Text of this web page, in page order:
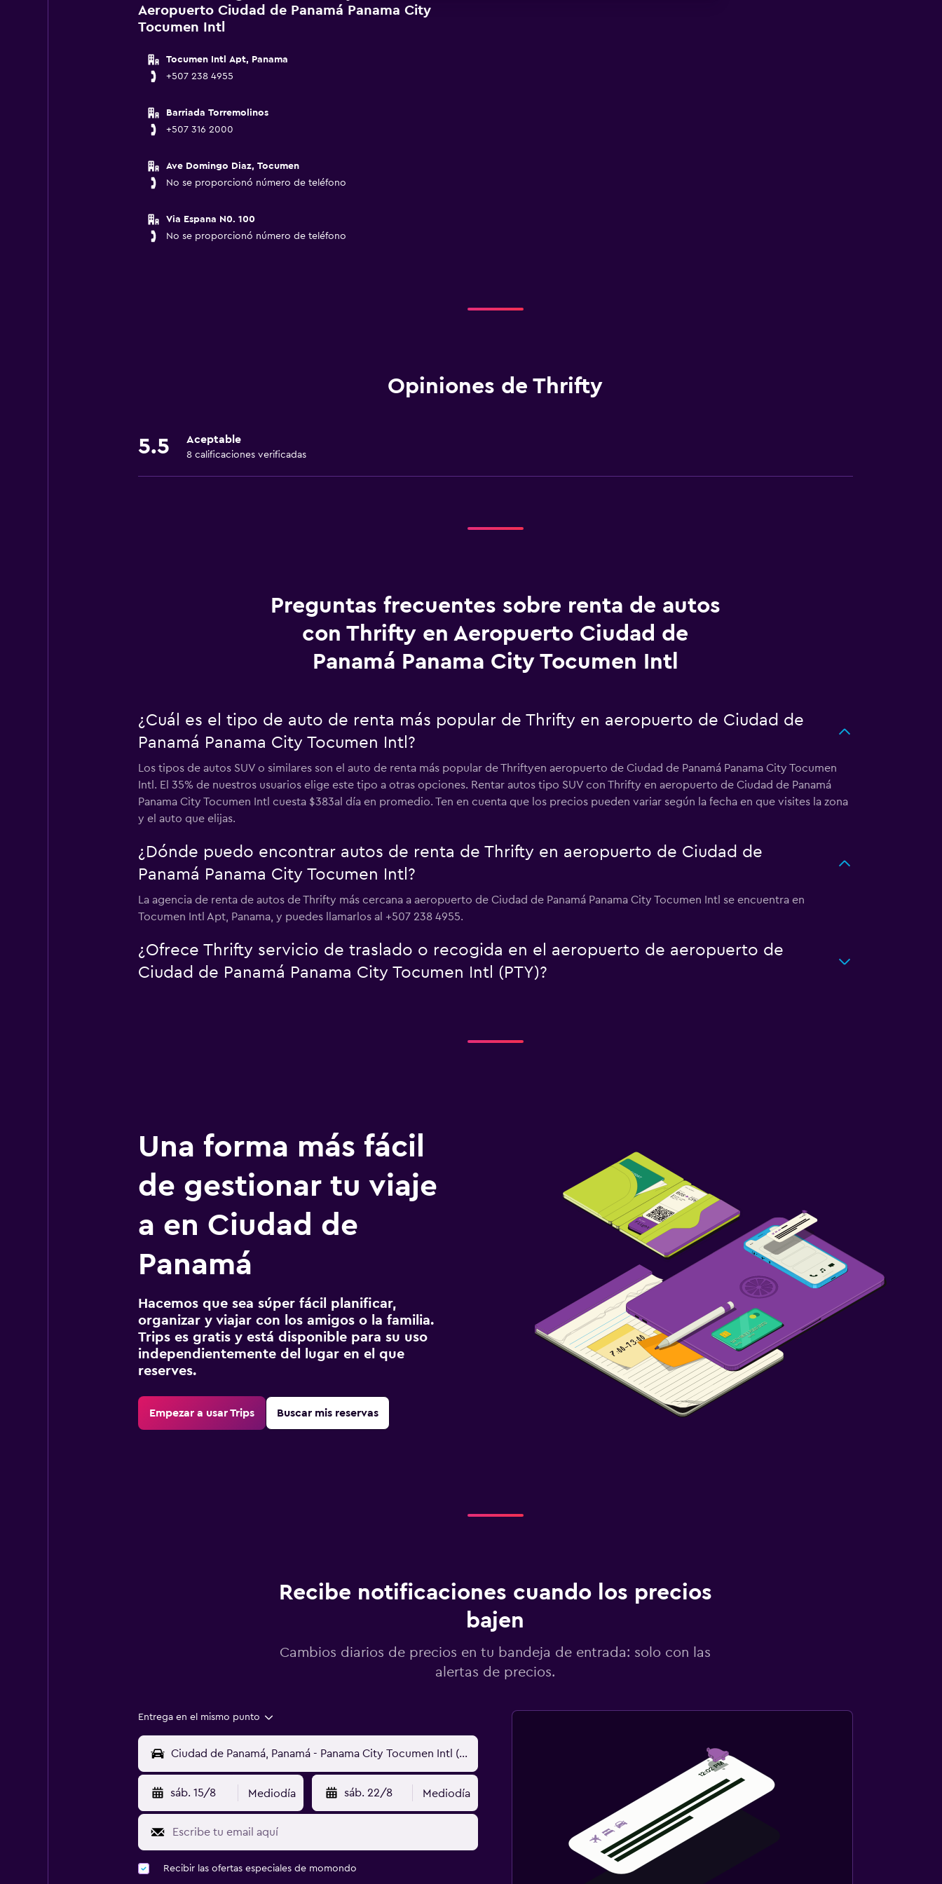
Aeropuerto Ciudad de Panamá Panama City
Tocumen Intl
Tocumen Intl Apt, Panama
+507 238 4955
Barriada Torremolinos
+507 316 2000
Ave Domingo Diaz, Tocumen
No se proporcionó número de teléfono
Via Espana N0. 100
No se proporcionó número de teléfono
Opiniones de Thrifty
5.5 Aceptable
8 calificaciones verificadas
Preguntas frecuentes sobre renta de autos
con Thrifty en Aeropuerto Ciudad de
Panamá Panama City Tocumen Intl
¿Cuál es el tipo de auto de renta más popular de Thrifty en aeropuerto de Ciudad de
Panamá Panama City Tocumen Intl?
Los tipos de autos SUV o similares son el auto de renta más popular de Thriftyen aeropuerto de Ciudad de Panamá Panama City Tocumen
Intl. El 35% de nuestros usuarios elige este tipo a otras opciones. Rentar autos tipo SUV con Thrifty en aeropuerto de Ciudad de Panamá
Panama City Tocumen Intl cuesta $383al día en promedio. Ten en cuenta que los precios pueden variar según la fecha en que visites la zona
y el auto que elijas.
¿Dónde puedo encontrar autos de renta de Thrifty en aeropuerto de Ciudad de
Panamá Panama City Tocumen Intl?
La agencia de renta de autos de Thrifty más cercana a aeropuerto de Ciudad de Panamá Panama City Tocumen Intl se encuentra en
Tocumen Intl Apt, Panama, y puedes llamarlos al +507 238 4955.
¿Ofrece Thrifty servicio de traslado o recogida en el aeropuerto de aeropuerto de
Ciudad de Panamá Panama City Tocumen Intl (PTY)?
Una forma más fácil
de gestionar tu viaje
a en Ciudad de
Panamá
Hacemos que sea súper fácil planificar,
organizar y viajar con los amigos o la familia.
Trips es gratis y está disponible para su uso
independientemente del lugar en el que
reserves.
Empezar a usar Trips Buscar mis reservas
Recibe notificaciones cuando los precios
bajen
Cambios diarios de precios en tu bandeja de entrada: solo con las
alertas de precios.
Entrega en el mismo punto
sáb. 15/8 Mediodía sáb. 22/8 Mediodía
Recibir las ofertas especiales de momondo